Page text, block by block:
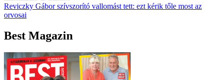
Reviczky Gábor szívszorító vallomást tett: ezt kérik tőle most az
orvosai
Best Magazin